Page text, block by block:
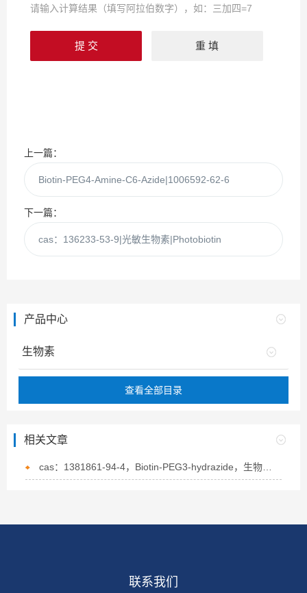
请输入计算结果（填写阿拉伯数字），如：三加四=7
上一篇：
Biotin-PEG4-Amine-C6-Azide|1006592-62-6
下一篇：
cas：136233-53-9|光敏生物素|Photobiotin
产品中心
生物素
查看全部目录
相关文章
联系我们